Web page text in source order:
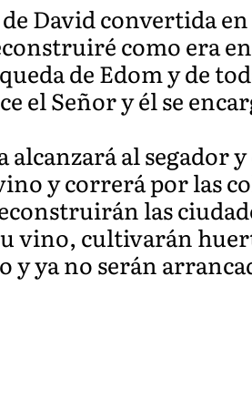
David convertida
como era
de Edom y de
el Señor y él se
al segador
y correrá por las
las
vino, cultivarán
y ya no serán